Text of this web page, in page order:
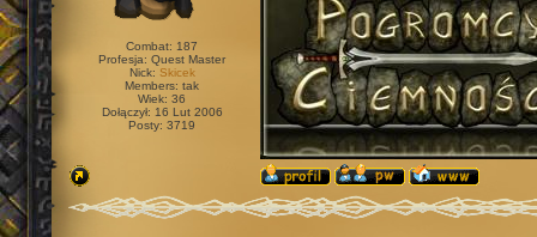
Combat: 187
Profesja: Quest Master
Nick: Skicek
Members: tak
Wiek: 36
Dołączył: 16 Lut 2006
Posty: 3719